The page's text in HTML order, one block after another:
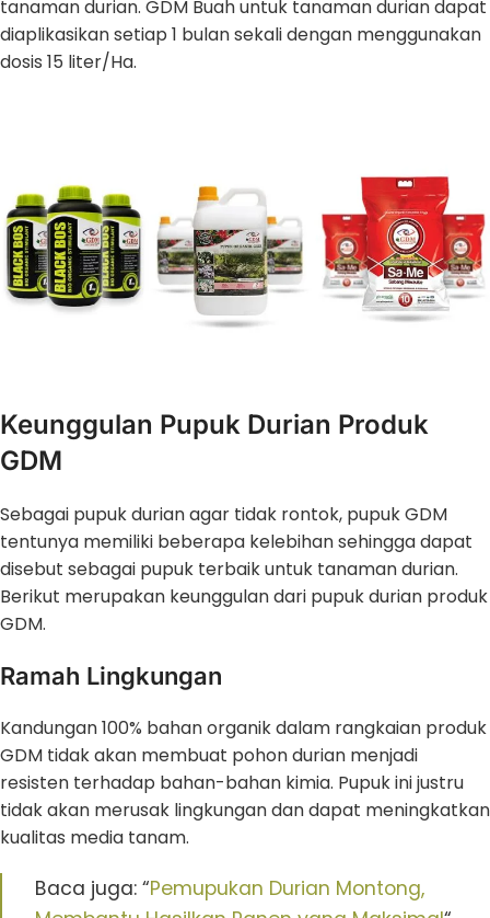
tanaman durian. GDM Buah untuk tanaman durian dapat
diaplikasikan setiap 1 bulan sekali dengan menggunakan
dosis 15 liter/Ha.
Keunggulan Pupuk Durian Produk
GDM
Sebagai pupuk durian agar tidak rontok, pupuk GDM
tentunya memiliki beberapa kelebihan sehingga dapat
disebut sebagai pupuk terbaik untuk tanaman durian.
Berikut merupakan keunggulan dari pupuk durian produk
GDM.
Ramah Lingkungan
Kandungan 100% bahan organik dalam rangkaian produk
GDM tidak akan membuat pohon durian menjadi
resisten terhadap bahan-bahan kimia. Pupuk ini justru
tidak akan merusak lingkungan dan dapat meningkatkan
kualitas media tanam.
Baca juga: “Pemupukan Durian Montong,